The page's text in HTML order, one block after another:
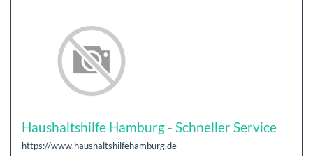
Haushaltshilfe Hamburg - Schneller Service
https://www.haushaltshilfehamburg.de